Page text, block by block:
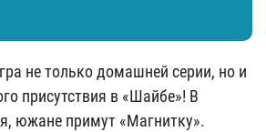
не только домашней серии, но и
присутствия в «Шайбе»! В
южане примут «Магнитку».